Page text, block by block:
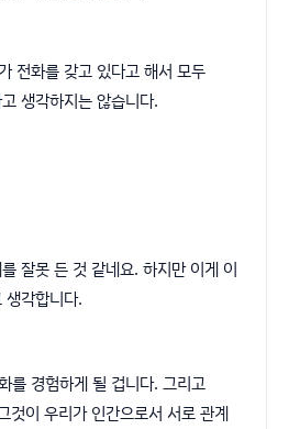
전화를 갖고 있다고 해서 모두
생각하지는 않습니다.
잘못 든 것 같네요. 하지만 이게 이
생각합니다.
를 경험하게 될 겁니다. 그리고
것이 우리가 인간으로서 서로 관계